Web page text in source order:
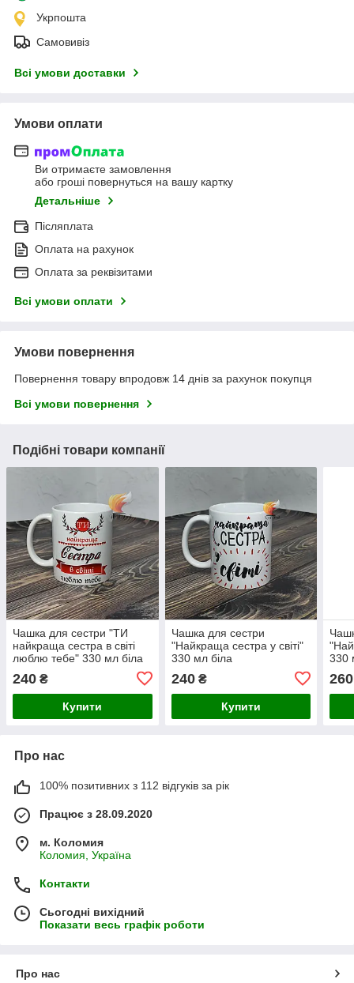
Укрпошта
Самовивіз
Всі умови доставки
Умови оплати
Ви отримаєте замовлення
або гроші повернуться на вашу картку
Детальніше
Післяплата
Оплата на рахунок
Оплата за реквізитами
Всі умови оплати
Умови повернення
Повернення товару впродовж 14 днів за рахунок покупця
Всі умови повернення
Подібні товари компанії
Чашка для сестри "ТИ
найкраща сестра в світі
люблю тебе" 330 мл біла
240 ₴
Купити
Чашка для сестри
"Найкраща сестра у світі"
330 мл біла
240₴
Купити
330
260
Про нас
100% позитивних з 112 відгуків за рік
Працює з 28.09.2020
м. Коломия
Коломия, Україна
Контакти
Сьогодні вихідний
Показати весь графік роботи
Про нас